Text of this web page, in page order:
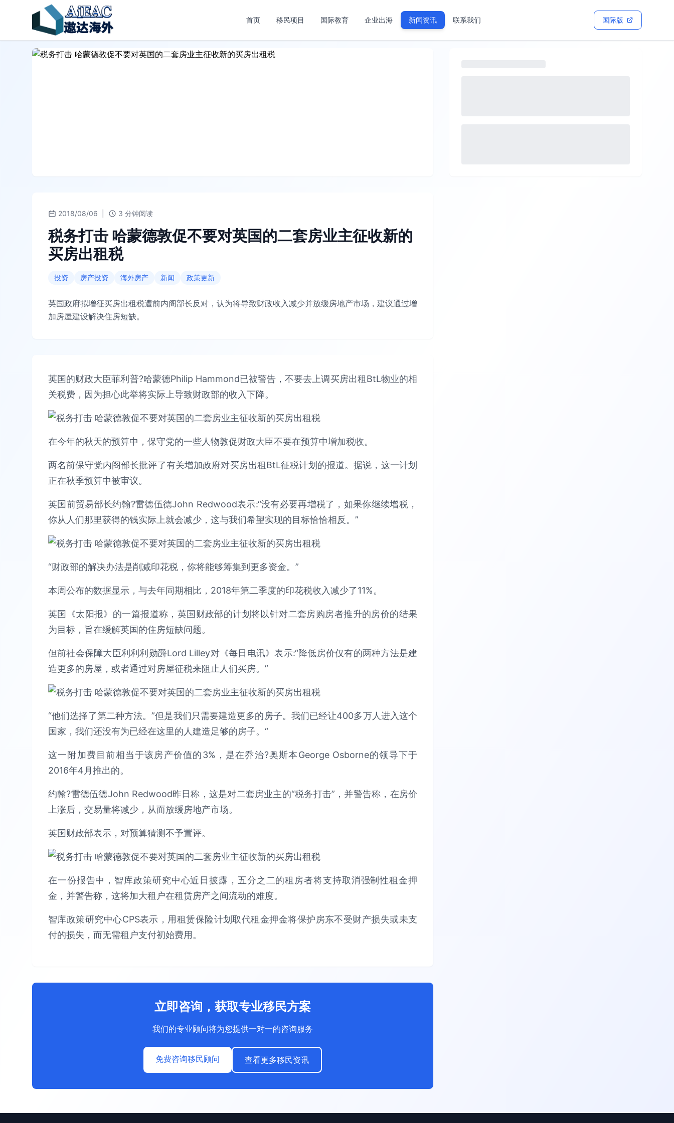
首页 移民项目 国际教育 企业出海 新闻资讯 联系我们 国际版
2018/08/06 3 分钟阅读
税务打击 哈蒙德敦促不要对英国的二套房业主征收新的
买房出租税
投资 房产投资 海外房产 新闻 政策更新
英国政府拟增征买房出租税遭前内阁部长反对，认为将导致财政收入减少并放缓房地产市场，建议通过增
加房屋建设解决住房短缺。
英国的财政大臣菲利普?哈蒙德Philip Hammond已被警告，不要去上调买房出租BtL物业的相
关税费，因为担心此举将实际上导致财政部的收入下降。
在今年的秋天的预算中，保守党的一些人物敦促财政大臣不要在预算中增加税收。
两名前保守党内阁部长批评了有关增加政府对买房出租BtL征税计划的报道。据说，这一计划
正在秋季预算中被审议。
英国前贸易部长约翰?雷德伍德John Redwood表示:“没有必要再增税了，如果你继续增税，
你从人们那里获得的钱实际上就会减少，这与我们希望实现的目标恰恰相反。”
“财政部的解决办法是削减印花税，你将能够筹集到更多资金。”
本周公布的数据显示，与去年同期相比，2018年第二季度的印花税收入减少了11%。
英国《太阳报》的一篇报道称，英国财政部的计划将以针对二套房购房者推升的房价的结果
为目标，旨在缓解英国的住房短缺问题。
但前社会保障大臣利利利勋爵Lord Lilley对《每日电讯》表示:“降低房价仅有的两种方法是建
造更多的房屋，或者通过对房屋征税来阻止人们买房。”
“他们选择了第二种方法。”但是我们只需要建造更多的房子。我们已经让400多万人进入这个
国家，我们还没有为已经在这里的人建造足够的房子。“
这一附加费目前相当于该房产价值的3%，是在乔治?奥斯本George Osborne的领导下于
2016年4月推出的。
约翰?雷德伍德John Redwood昨日称，这是对二套房业主的“税务打击”，并警告称，在房价
上涨后，交易量将减少，从而放缓房地产市场。
英国财政部表示，对预算猜测不予置评。
在一份报告中，智库政策研究中心近日披露，五分之二的租房者将支持取消强制性租金押
金，并警告称，这将加大租户在租赁房产之间流动的难度。
智库政策研究中心CPS表示，用租赁保险计划取代租金押金将保护房东不受财产损失或未支
付的损失，而无需租户支付初始费用。
立即咨询，获取专业移民方案
我们的专业顾问将为您提供一对一的咨询服务
免费咨询移民顾问 查看更多移民资讯